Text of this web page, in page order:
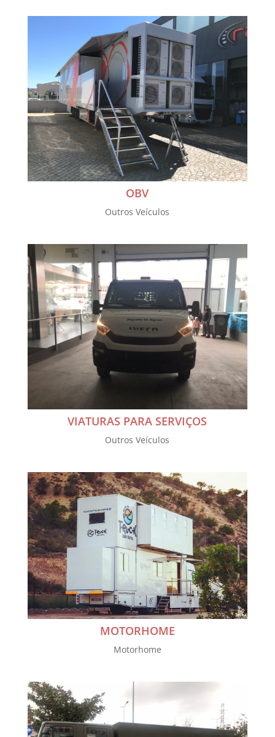
OBV
Outros Veículos
VIATURAS PARA SERVIÇOS
Outros Veículos
MOTORHOME
Motorhome